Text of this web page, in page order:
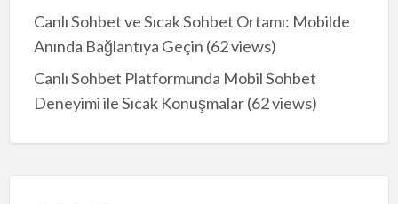
Canlı Sohbet ve Sıcak Sohbet Ortamı: Mobilde
Anında Bağlantıya Geçin (62 views)
Canlı Sohbet Platformunda Mobil Sohbet
Deneyimi ile Sıcak Konuşmalar(62 views)